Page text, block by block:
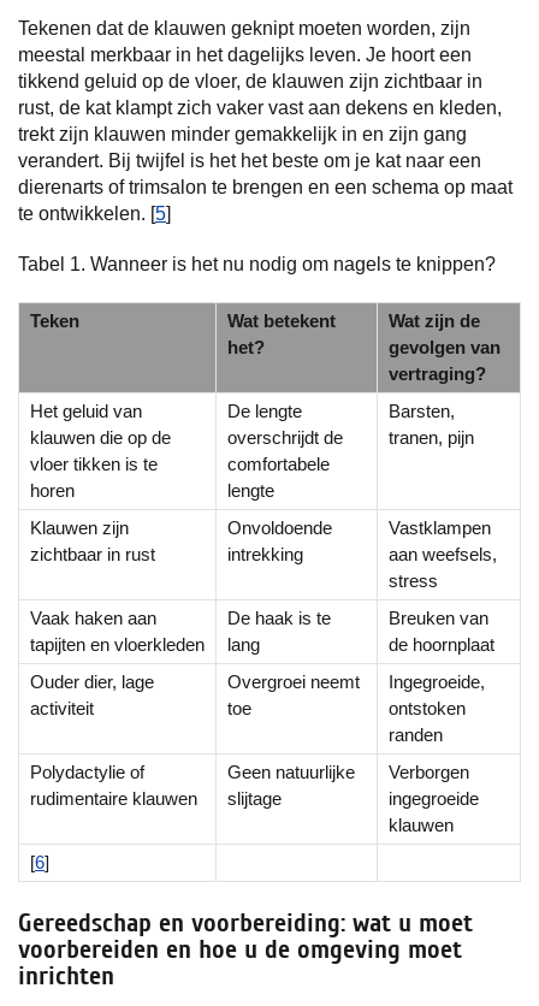
Tekenen dat de klauwen geknipt moeten worden, zijn
meestal merkbaar in het dagelijks leven. Je hoort een
tikkend geluid op de vloer, de klauwen zijn zichtbaar in
rust, de kat klampt zich vaker vast aan dekens en kleden,
trekt zijn klauwen minder gemakkelijk in en zijn gang
verandert. Bij twijfel is het het beste om je kat naar een
dierenarts of trimsalon te brengen en een schema op maat
te ontwikkelen. [5]
Tabel 1. Wanneer is het nu nodig om nagels te knippen?
Teken
Wat betekent
het?
Wat zijn de
gevolgen van
vertraging?
Het geluid van
klauwen die op de
vloer tikken is te
horen
De lengte
overschrijdt de
comfortabele
lengte
Barsten,
tranen, pijn
Klauwen zijn
zichtbaar in rust
Onvoldoende
intrekking
Vastklampen
aan weefsels,
stress
Vaak haken aan
tapijten en vloerkleden
De haak is te
lang
Breuken van
de hoornplaat
Ouder dier, lage
activiteit
Overgroei neemt
toe
Ingegroeide,
ontstoken
randen
Polydactylie of
rudimentaire klauwen
Geen natuurlijke
slijtage
Verborgen
ingegroeide
klauwen
[6]
Gereedschap en voorbereiding: wat u moet
voorbereiden en hoe u de omgeving moet
inrichten